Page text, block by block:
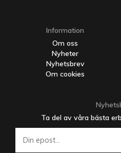
Information
Om oss
Nyheter
Nyhetsbrev
Om cookies
Ta del av våra bästa